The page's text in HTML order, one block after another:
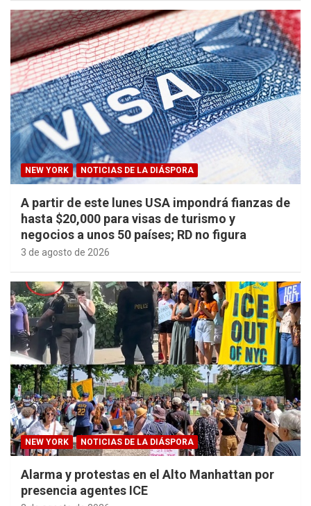
NEW YORK NOTICIAS DE LA DIÁSPORA
A partir de este lunes USA impondrá fianzas de
hasta $20,000 para visas de turismo y
negocios a unos 50 países; RD no figura
3 de agosto de 2026
NEW YORK NOTICIAS DE LA DIÁSPORA
Alarma y protestas en el Alto Manhattan por
presencia agentes ICE